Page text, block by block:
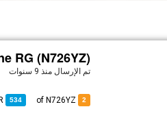
RG (N726YZ)
تم الإرسال منذ 9 سنوات
2
534